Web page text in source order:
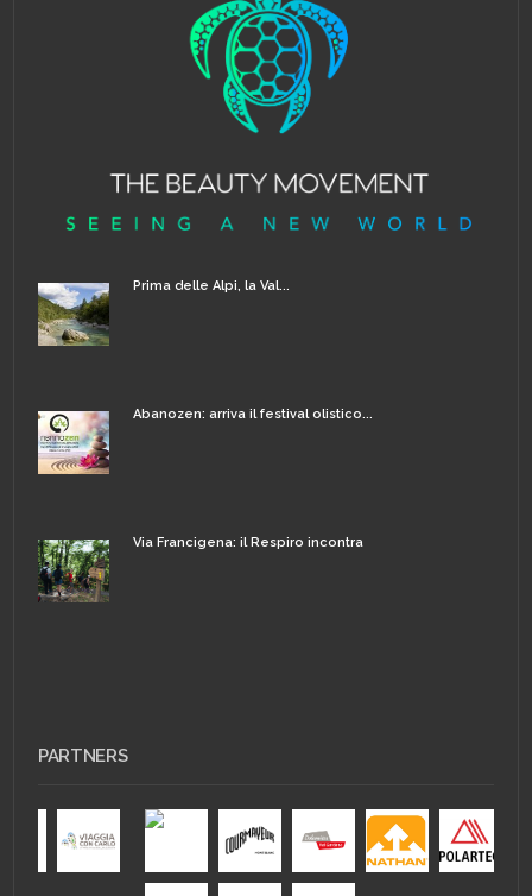
Prima delle Alpi, la Val...
Abanozen: arriva il festival olistico...
Via Francigena: il Respiro incontra
PARTNERS